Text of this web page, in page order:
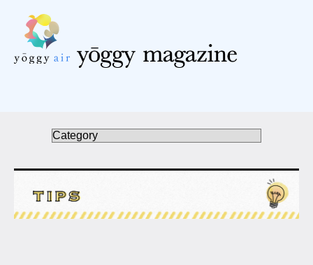
インストラクター一覧